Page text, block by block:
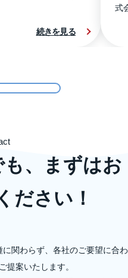
続きを見る
式
、まずはお
ださい！
関わらず、各社のご要望に合わ
提案いたします。